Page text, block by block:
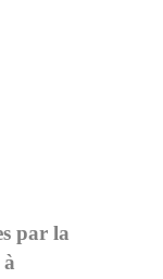
par la